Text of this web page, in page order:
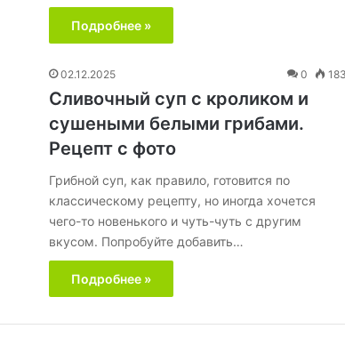
Подробнее »
02.12.2025 0 183
Сливочный суп с кроликом и
сушеными белыми грибами.
Рецепт с фото
Грибной суп, как правило, готовится по
классическому рецепту, но иногда хочется
чего-то новенького и чуть-чуть с другим
вкусом. Попробуйте добавить…
Подробнее »